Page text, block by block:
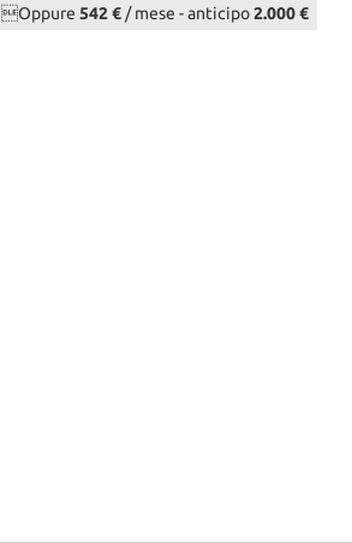
Oppure542 € / mese -anticipo2.000 €